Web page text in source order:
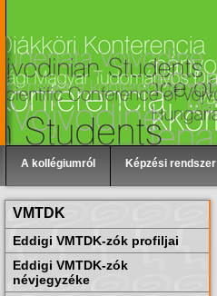
A kollégiumról Képzési rendszer
VMTDK
Eddigi VMTDK-zók profiljai
Eddigi VMTDK-zók
névjegyzéke